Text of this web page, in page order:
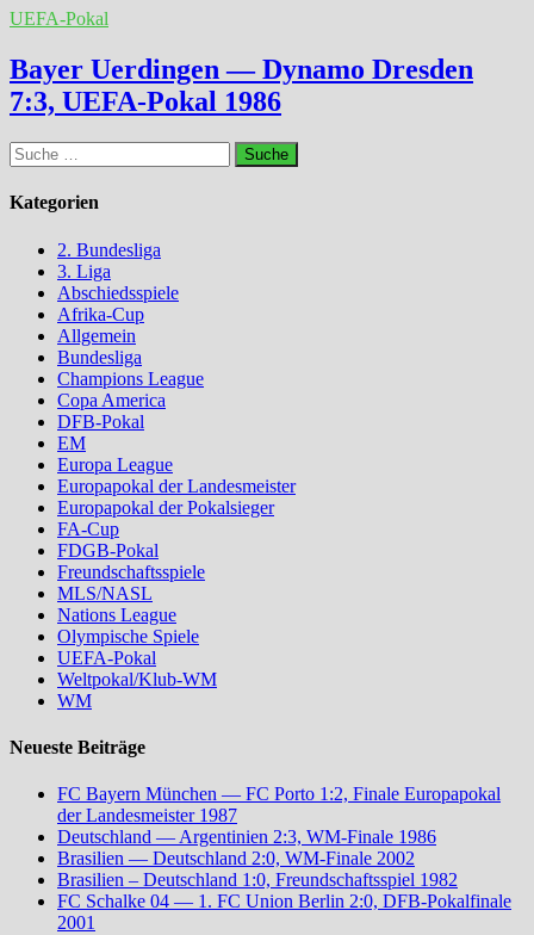
UEFA-Pokal
Bayer Uerdingen — Dynamo Dresden
7:3, UEFA-Pokal 1986
Suche
nach:
Kategorien
2. Bundesliga
3. Liga
Abschiedsspiele
Afrika-Cup
Allgemein
Bundesliga
Champions League
Copa America
DFB-Pokal
EM
Europa League
Europapokal der Landesmeister
Europapokal der Pokalsieger
FA-Cup
FDGB-Pokal
Freundschaftsspiele
MLS/NASL
Nations League
Olympische Spiele
UEFA-Pokal
Weltpokal/Klub-WM
WM
Neueste Beiträge
FC Bayern München — FC Porto 1:2, Finale Europapokal
der Landesmeister 1987
Deutschland — Argentinien 2:3, WM-Finale 1986
Brasilien — Deutschland 2:0, WM-Finale 2002
Brasilien – Deutschland 1:0, Freundschaftsspiel 1982
FC Schalke 04 — 1. FC Union Berlin 2:0, DFB-Pokalfinale
2001